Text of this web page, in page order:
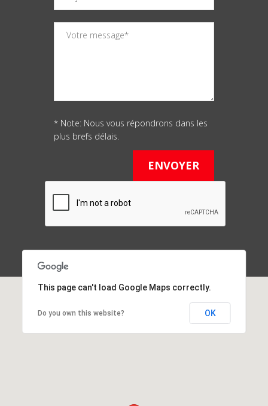
* Note: Nous vous répondrons dans les
plus brefs délais.
This page can't load Google Maps correctly.
Do you own this website? OK